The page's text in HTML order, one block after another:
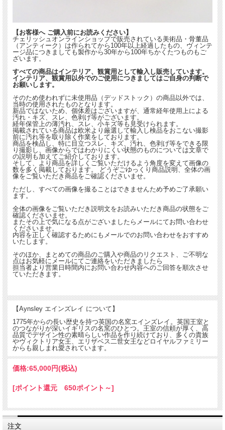
【お客様へ ご購入前にお読みください】
チェリッシュオンラインショップで販売されている美術品・骨董品
（アンティーク）は作られてから100年以上経過したもの、ヴィンテ
ージ品につきましても製作から30年から100年ちかくたつものもご
ざいます。
すべての商品はインテリア、観賞用として輸入し販売しています。
インテリア、観賞用以外でのご使用につきましてはご自身の判断で
お願いします。
そのため使われずに未使用品（デッドストック）の商品以外では、
当時の使用されたものとなります。
新品ではないため、個体差はございますが、通常経年使用上による
汚れ・キズ、スレ、色剥げ等がございます。
経年保管上の薄汚れ、スレ、小キズ等も見受けられます。
掲載されている商品は欧米より厳選して輸入し検品をおこない撮影
前に汚れ等を取り除く作業をしております。
商品を検品し、特に目立つスレ、キズ、汚れ、色剥げ等をできる限
り撮影し、画像からではわかりにくい状態のものについては文章で
の説明も加えてご紹介しております。
そして、より商品を詳しくご覧いただけるよう角度を変えて画像の
数を多く掲載しております。 どうぞごゆっくり商品説明、全体の画
像をご覧いただき商品をご確認くださいませ。
ただし、すべての画像を撮ることはできませんため予めご了承願い
ます。
全体の画像をご覧いただき説明文をお読みいただき商品の状態をご
確認くださいませ。
またその上で気になる点がございましたらメールにてお問い合わせ
くださいませ。
内容を正しく確認するためにもメールでのお問い合わせをおすすめ
いたします。
そのほか、まとめての商品のご購入や商品のリクエスト、ご不明な
点はお気軽にメールにてご連絡をいただきましたら
担当者より営業日時間内にお問い合わせ内容へのご回答を順次させ
ていただきます。
【Aynsley エインズレイ について】
1775年からの長い歴史を持つ英国の名窯エインズレイ。英国王室と
のつながりが深いイギリスの名窯のひとつ。王室の信頼が厚く、高
品質でデザイン性の素晴らしい作品を作り続けており、多くの貴族
やヴィクトリア女王、エリザベス二世女王などロイヤルファミリー
からも親しまれ愛されています。
価格:65,000円(税込)
[ポイント還元 650ポイント～]
注文